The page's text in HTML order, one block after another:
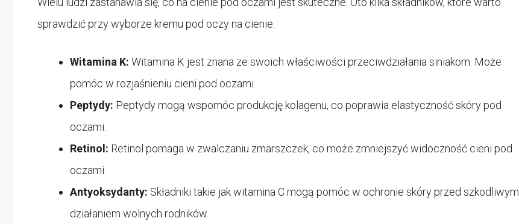
sprawdzić przy wyborze kremu pod oczy na cienie:
Witamina K: Witamina K jest znana ze swoich właściwości przeciwdziałania siniakom. Może
pomóc w rozjaśnieniu cieni pod oczami.
Peptydy: Peptydy mogą wspomóc produkcję kolagenu, co poprawia elastyczność skóry pod
oczami.
Retinol: Retinol pomaga w zwalczaniu zmarszczek, co może zmniejszyć widoczność cieni pod
oczami.
Antyoksydanty: Składniki takie jak witamina C mogą pomóc w ochronie skóry przed szkodliwym
działaniem wolnych rodników.